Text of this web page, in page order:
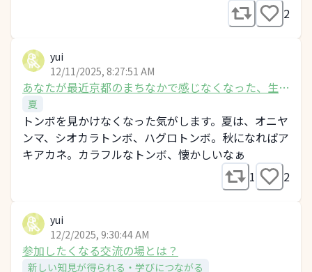
2
yui
12/11/2025, 8:27:51 AM
あなたが最近京都のまちなかで感じなくなった、生き
ものの気配は？
夏
トンボを見かけなくなった気がします。夏は、オニヤ
ンマ、シオカラトンボ、ハグロトンボ。秋になればア
キアカネ。カラフルなトンボ、懐かしいなぁ
1
2
yui
12/2/2025, 9:30:44 AM
参加したくなる交流の場とは？
新しい知見が得られる・学びにつながる